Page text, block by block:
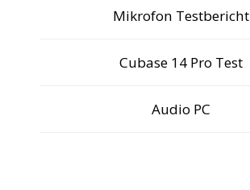
Mikrofon Testbericht
Cubase 14 Pro Test
Audio PC